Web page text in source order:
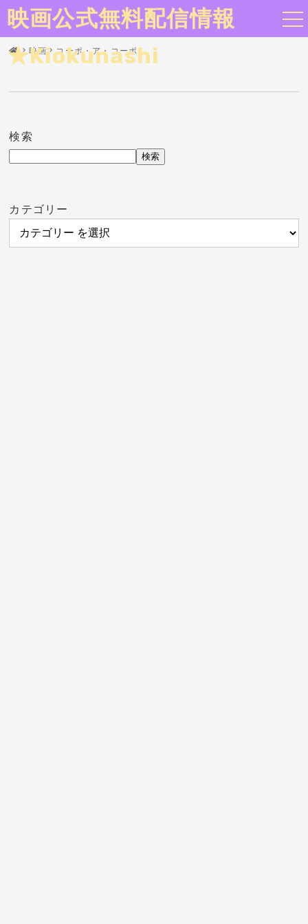
映画公式無料配信情報
★Kiokunashi
映画 コーポ・ア・コーポ
検索
検索
カテゴリー